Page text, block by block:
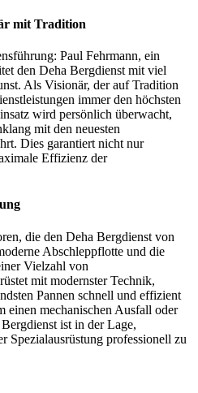
mit Tradition
Paul Fehrmann, ein
den Deha Bergdienst mit viel
Als Visionär, der auf Tradition
immer den höchsten
wird persönlich überwacht,
mit den neuesten
Dies garantiert nicht nur
Effizienz der
die den Deha Bergdienst von
Abschleppflotte und die
Vielzahl von
mit modernster Technik,
Pannen schnell und effizient
einen mechanischen Ausfall oder
ist in der Lage,
Spezialausrüstung professionell zu